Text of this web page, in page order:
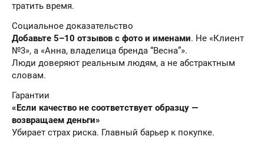
тратить время.
Социальное доказательство
Добавьте 5–10 отзывов с фото и именами. Не «Клиент
№3», а «Анна, владелица бренда “Весна”».
Люди доверяют реальным людям, а не абстрактным
словам.
Гарантии
«Если качество не соответствует образцу —
возвращаем деньги»
Убирает страх риска. Главный барьер к покупке.